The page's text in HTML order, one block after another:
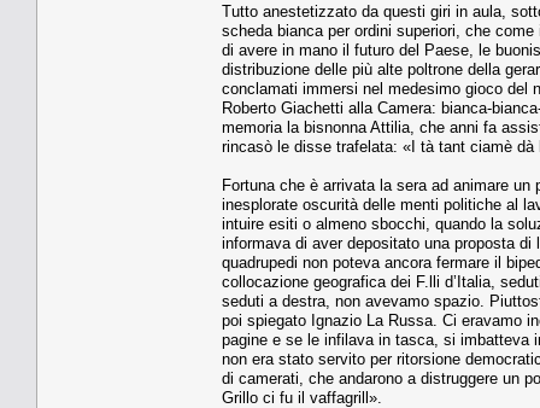
Tutto anestetizzato da questi giri in aula,
scheda bianca per ordini superiori, che
di avere in mano il futuro del Paese, le
distribuzione delle più alte poltrone della
conclamati immersi nel medesimo gioco del
Roberto Giachetti alla Camera: bianca-
memoria la bisnonna Attilia, che anni fa
rincasò le disse trafelata: «I tà tant ciamè dà
Fortuna che è arrivata la sera ad animare
inesplorate oscurità delle menti politiche al
intuire esiti o almeno sbocchi, quando la
informava di aver depositato una proposta
quadrupedi non poteva ancora fermare il
collocazione geografica dei F.lli d’Italia,
seduti a destra, non avevamo spazio.
poi spiegato Ignazio La Russa. Ci eravamo
pagine e se le infilava in tasca, si imbatteva
non era stato servito per ritorsione
di camerati, che andarono a distruggere un
Grillo ci fu il vaffagrill».